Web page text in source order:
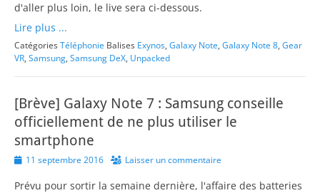
d'aller plus loin, le live sera ci-dessous.
Lire plus ...
CatégoriesTéléphonie Balises Exynos, Galaxy Note, Galaxy Note 8, Gear
VR, Samsung, Samsung DeX, Unpacked
[Brève] Galaxy Note 7 : Samsung conseille
officiellement de ne plus utiliser le
smartphone
Posted11 septembre 2016 Laisser un commentaire
Prévu pour sortir la semaine dernière, l'affaire des batteries